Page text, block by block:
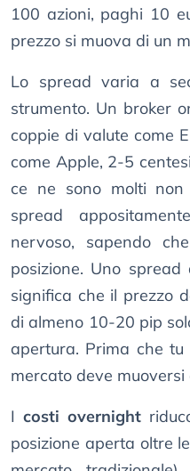
100 azioni, paghi 10
prezzo si muova di un
Lo spread varia a
strumento. Un broker
coppie di valute come
come Apple, 2-5
ce ne sono molti
spread
nervoso, sapendo
posizione. Uno
significa che il prezzo
di almeno 10-20 pip
apertura. Prima che
mercato deve
Icosti overnight
posizione aperta oltre